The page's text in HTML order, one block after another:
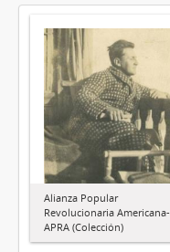
Alianza Popular
Revolucionaria Americana-
APRA (Colección)